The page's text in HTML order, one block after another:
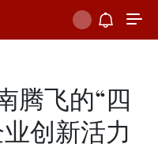
腾飞的“四
创新活力